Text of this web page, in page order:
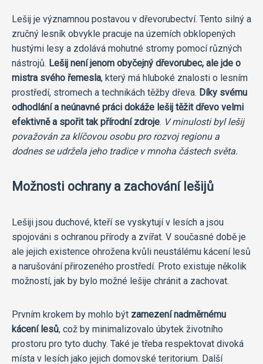
Lešij je významnou postavou v dřevorubectví. Tento silný a
zručný lesník obvykle pracuje na územích obklopených
hustými lesy a zdolává mohutné stromy pomocí různých
nástrojů. Lešij není jenom obyčejný dřevorubec, ale jde o
mistra svého řemesla, který má hluboké znalosti o lesním
prostředí, stromech a technikách těžby dřeva. Díky svému
odhodlání a neúnavné práci dokáže lešij těžit dřevo velmi
efektivně a spořit tak přírodní zdroje. V minulosti byl lešij
považován za klíčovou osobu pro rozvoj regionu a
dodnes se udržela jeho tradice v mnoha částech světa.
Možnosti ochrany a zachování lešijů
Lešiji jsou duchové, kteří se vyskytují v lesích a jsou
spojováni s ochranou přírody a zvířat. V současné době je
ale jejich existence ohrožena kvůli neustálému kácení lesů
a narušování přirozeného prostředí. Proto existuje několik
možností, jak by bylo možné lešije chránit a zachovat.
Prvním krokem by mohlo být zamezení nadměrnému
kácení lesů, což by minimalizovalo úbytek životního
prostoru pro tyto duchy. Také je třeba respektovat divoká
místa v lesích jako jejich domovské teritorium. Další